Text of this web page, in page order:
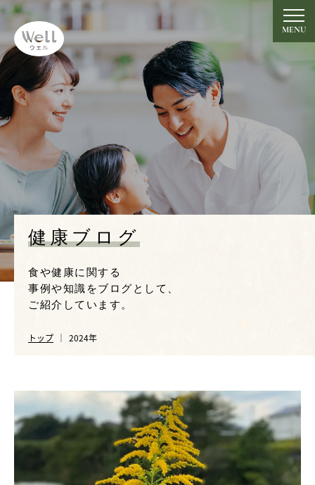
グルテンフリーの米粉めん
【大黒麺】のWell
トップ
Top
竹炭ミネラル玄米大黒麺
ミネラル玄米大黒麺プレーン 現在製造停止中
Plain
Message
お問い合わせ
Contact
購入はこちら
MENU
健康ブログ
食や健康に関する
事例や知識をブログとして、
ご紹介しています。
トップ 2024年